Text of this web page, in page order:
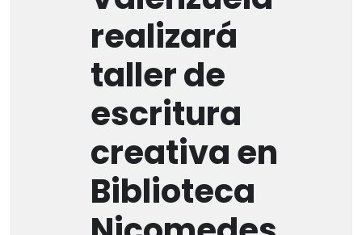
realizará
taller de
escritura
creativa en
Biblioteca